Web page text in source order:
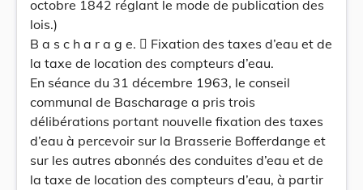
octobre 1842 réglant le mode de publication des
lois.)
B a s c h a r a g e.  Fixation des taxes d’eau et de
la taxe de location des compteurs d’eau.
En séance du 31 décembre 1963, le conseil
communal de Bascharage a pris trois
délibérations portant nouvelle fixation des taxes
d’eau à percevoir sur la Brasserie Bofferdange et
sur les autres abonnés des conduites d’eau et de
la taxe de location des compteurs d’eau, à partir